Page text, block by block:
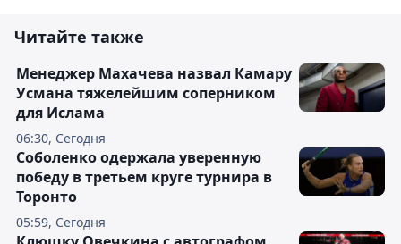
Читайте также
06:30, Сегодня
Менеджер Махачева назвал Камару
Усмана тяжелейшим соперником
для Ислама
05:59, Сегодня
Соболенко одержала уверенную
победу в третьем круге турнира в
Торонто